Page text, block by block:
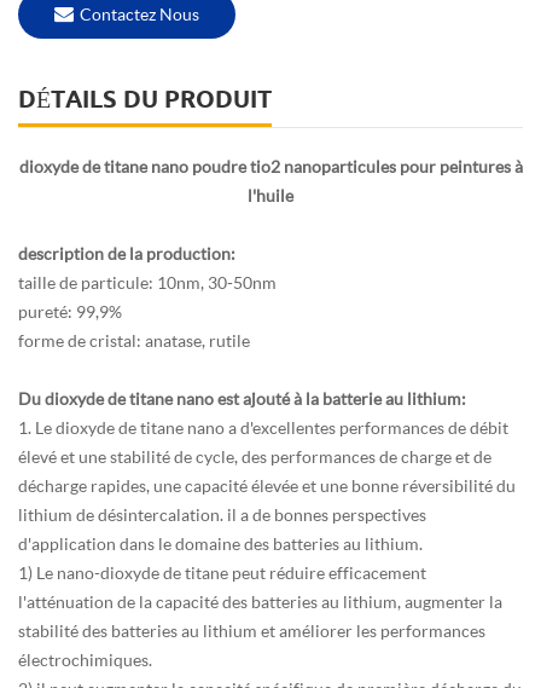
Contactez Nous
DÉTAILS DU PRODUIT
dioxyde de titane nano poudre tio2 nanoparticules pour peintures à
l'huile
description de la production:
taille de particule: 10nm, 30-50nm
pureté: 99,9%
forme de cristal: anatase, rutile
Du dioxyde de titane nano est ajouté à la batterie au lithium:
1. Le dioxyde de titane nano a d'excellentes performances de débit
élevé et une stabilité de cycle, des performances de charge et de
décharge rapides, une capacité élevée et une bonne réversibilité du
lithium de désintercalation. il a de bonnes perspectives
d'application dans le domaine des batteries au lithium.
1) Le nano-dioxyde de titane peut réduire efficacement
l'atténuation de la capacité des batteries au lithium, augmenter la
stabilité des batteries au lithium et améliorer les performances
électrochimiques.